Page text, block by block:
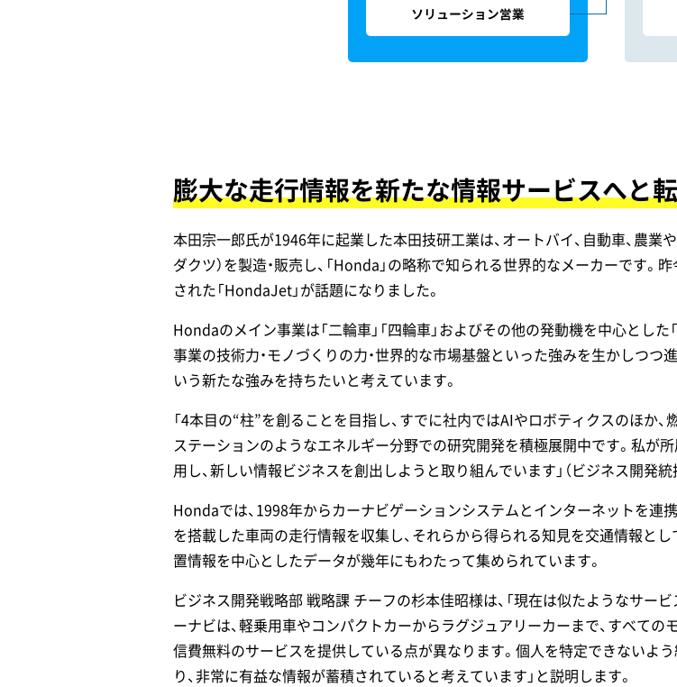
膨大な走行情報を新たな情報サービスへと
本田宗一郎氏が1946年に起業した本田技研工業は、オートバイ、自動車、農
ダクツ）を製造・販売し、「Honda」の略称で知られる世界的なメーカーです
された「HondaJet」が話題になりました。
Hondaのメイン事業は「二輪車」「四輪車」およびその他の発動機を中心とし
事業の技術力・モノづくりの力・世界的な市場基盤といった強みを生かしつつ
いう新たな強みを持ちたいと考えています。
「4本目の“柱”を創ることを目指し、すでに社内ではAIやロボティクスのほか
ステーションのようなエネルギー分野での研究開発を積極展開中です。私が
用し、新しい情報ビジネスを創出しようと取り組んでいます」（ビジネス開発
Hondaでは、1998年からカーナビゲーションシステムとインターネットを連
を搭載した車両の走行情報を収集し、それらから得られる知見を交通情報と
置情報を中心としたデータが幾年にもわたって集められています。
ビジネス開発戦略部 戦略課 チーフの杉本佳昭様は、「現在は似たようなサー
ーナビは、軽乗用車やコンパクトカーからラグジュアリーカーまで、すべての
信費無料のサービスを提供している点が異なります。個人を特定できないよ
り、非常に有益な情報が蓄積されていると考えています」と説明します。